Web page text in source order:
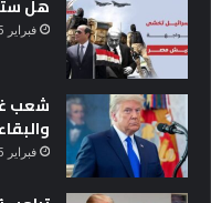
و
ر
س
ك
هل
فبراير 5, 2025
شعب
فبراير 5, 2025